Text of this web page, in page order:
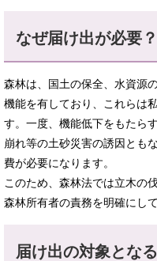
なぜ届け出が必要？
森林は、国土の保全、水資源
機能を有しており、これらは
す。一度、機能低下をもたら
崩れ等の土砂災害の誘因とも
費が必要になります。
このため、森林法では立木の
森林所有者の責務を明確にして
届け出の対象とな